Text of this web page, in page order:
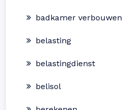
badkamer verbouwen
belasting
belastingdienst
belisol